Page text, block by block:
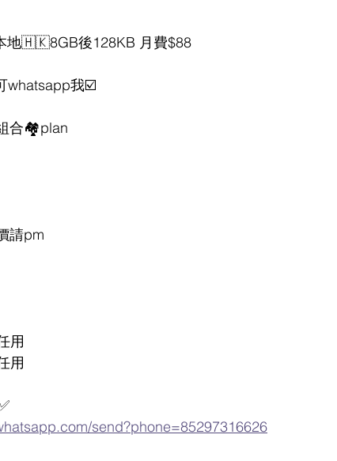
地🇭🇰8GB後128KB 月費$88
whatsapp我☑️
合🏘plan
請pm
用
用
send?phone=85297316626